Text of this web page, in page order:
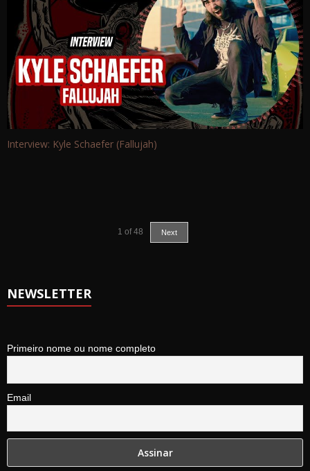
Interview: Kyle Schaefer (Fallujah)
1 of 48 Next
NEWSLETTER
Primeiro nome ou nome completo
Email